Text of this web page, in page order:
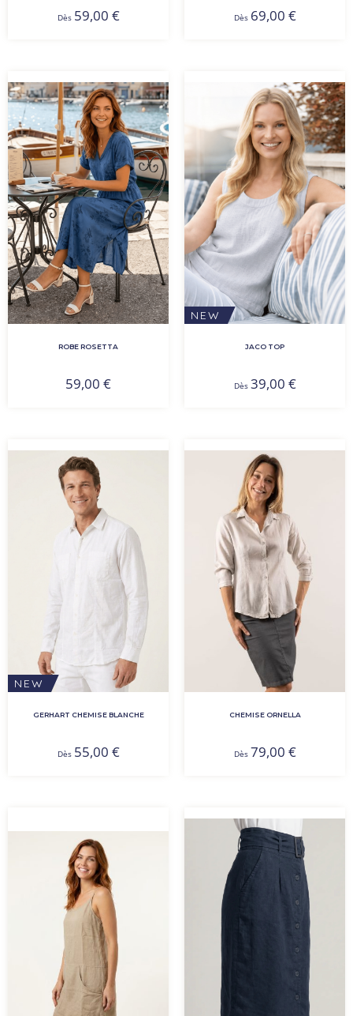
Dès 59,00 € Dès 69,00 €
ROBE ROSETTA
59,00 €
NEW
JACO TOP
Dès 39,00 €
NEW
GERHART CHEMISE BLANCHE
Dès 55,00 €
CHEMISE ORNELLA
Dès 79,00 €